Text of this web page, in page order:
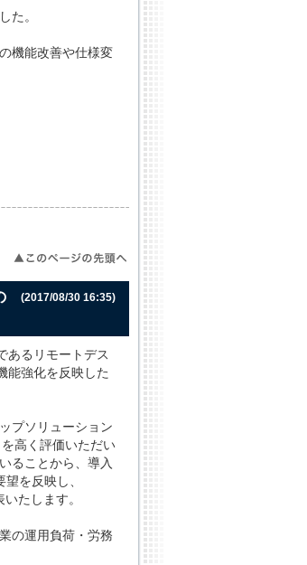
た。
機能改善や仕様変
(2017/08/30 16:35)
あるリモートデス
能強化を反映した
プソリューション
高く評価いただい
ることから、導入
を反映し、
たします。
の運用負荷・労務